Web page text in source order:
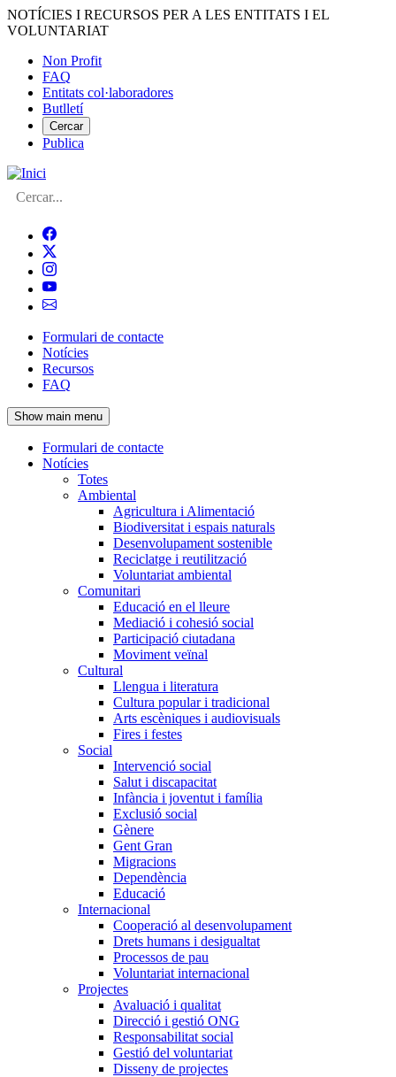
Vés
al
NOTÍCIES I RECURSOS PER A LES ENTITATS I EL
VOLUNTARIAT
Menú
del
compte
d'usuari
Non Profit
FAQ
Entitats col·laboradores
Butlletí
Cercar
Publica
Cerca
Navegació
principal
de
l'encapçalament
Formulari de contacte
Notícies
Recursos
FAQ
Show main menu
Navegació
principal
Formulari de contacte
Notícies
Totes
Ambiental
Agricultura i Alimentació
Biodiversitat i espais naturals
Desenvolupament sostenible
Reciclatge i reutilització
Voluntariat ambiental
Comunitari
Educació en el lleure
Mediació i cohesió social
Participació ciutadana
Moviment veïnal
Cultural
Llengua i literatura
Cultura popular i tradicional
Arts escèniques i audiovisuals
Fires i festes
Social
Intervenció social
Salut i discapacitat
Infància i joventut i família
Exclusió social
Gènere
Gent Gran
Migracions
Dependència
Educació
Internacional
Cooperació al desenvolupament
Drets humans i desigualtat
Processos de pau
Voluntariat internacional
Projectes
Avaluació i qualitat
Direcció i gestió ONG
Responsabilitat social
Gestió del voluntariat
Disseny de projectes